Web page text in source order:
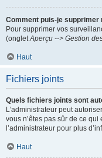
Comment puis-je
Pour supprimer vos
(ongletAperçu --> Gestion
Haut
Fichiers joints
Quels fichiers joints sont
L’administrateur peut
vous n’êtes pas sûr de ce
l’administrateur pour plus
Haut